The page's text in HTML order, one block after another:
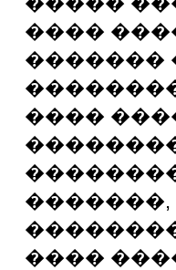
����
�������
����
����